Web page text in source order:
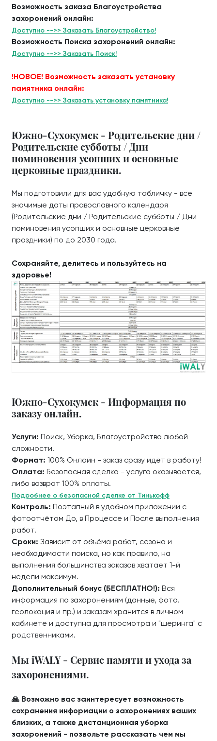
Возможность заказа Благоустройства
захоронений онлайн:
Доступно -->> Заказать Благоустройство!
Возможность Поиска захоронений онлайн:
Доступно -->> Заказать Поиск!
!НОВОЕ! Возможность заказать установку
памятника онлайн:
Доступно -->> Заказать установку памятника!
Южно-Сухокумск - Родительские дни /
Родительские субботы / Дни
поминовения усопших и основные
церковные праздники.
Мы подготовили для вас удобную табличку - все
значимые даты православного календаря
(Родительские дни / Родительские субботы / Дни
поминовения усопших и основные церковные
праздники) по до 2030 года.
Сохраняйте, делитесь и пользуйтесь на
здоровье!
Южно-Сухокумск - Информация по
заказу онлайн.
Услуги: Поиск, Уборка, Благоустройство любой
сложности.
Формат: 100% Онлайн - заказ сразу идёт в работу!
Оплата: Безопасная сделка - услуга оказывается,
либо возврат 100% оплаты.
Подробнее о безопасной сделке от Тинькофф
Контроль: Поэтапный в удобном приложении с
фотоотчётом До, в Процессе и После выполнения
работ.
Сроки: Зависит от объёма работ, сезона и
необходимости поиска, но как правило, на
выполнения большинства заказов хватает 1-й
недели максимум.
Дополнительный бонус (БЕСПЛАТНО!): Вся
информация по захоронениям (данные, фото,
геолокация и пр.) и заказам хранится в личном
кабинете и доступна для просмотра и "шеринга" с
родственниками.
Мы iWALY - Сервис памяти и ухода за
захоронениями.
🙏 Возможно вас заинтересует возможность
сохранения информации о захоронениях ваших
близких, а также дистанционная уборка
захоронений - позвольте рассказать чем мы